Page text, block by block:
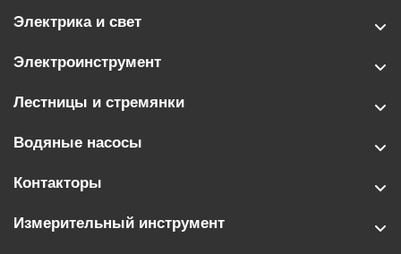
Электрика и свет
Электроинструмент
Лестницы и стремянки
Водяные насосы
Контакторы
Измерительный инструмент